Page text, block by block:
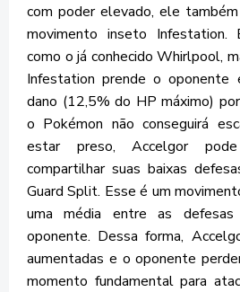
com poder elevado, ele
movimento inseto Infestation.
como o já conhecido Whirlpool,
Infestation prende o oponente
dano (12,5% do HP máximo)
o Pokémon não conseguirá
estar preso, Accelgor
compartilhar suas baixas
Guard Split. Esse é um
uma média entre as
oponente. Dessa forma,
aumentadas e o oponente
momento fundamental para